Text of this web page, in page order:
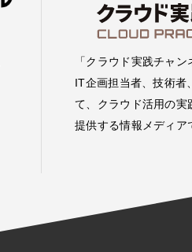
「クラウド実践チャ
IT企画担当者、技術者
て、クラウド活用の実
提供する情報メディア